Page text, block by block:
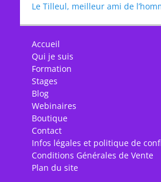
Le Tilleul, meilleur ami de
Accueil
Qui je suis
Formation
Stages
Blog
Webinaires
Boutique
Contact
Infos légales et politique de
Conditions Générales de Vente
Plan du site